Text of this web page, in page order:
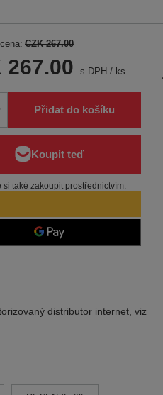
CZK 267.00
267.00 s DPH / ks.
Přidat do košíku
si také zakoupit prostřednictvím:
distributor internet,viz